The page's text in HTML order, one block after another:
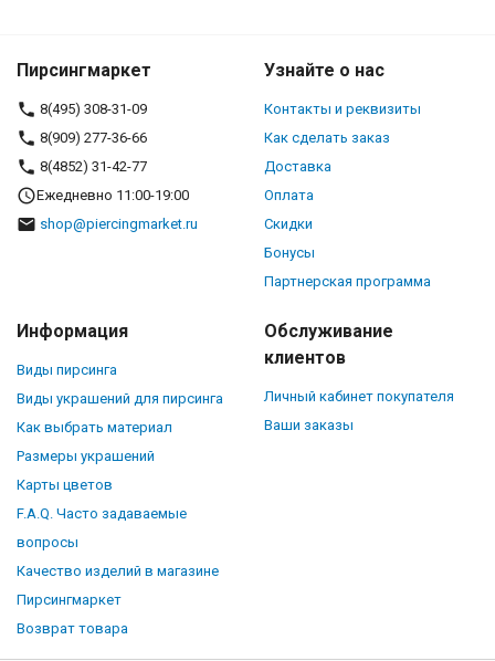
Пирсингмаркет
8(495) 308-31-09
8(909) 277-36-66
8(4852) 31-42-77
Ежедневно 11:00-19:00
shop@piercingmarket.ru
Узнайте о нас
Контакты и реквизиты
Как сделать заказ
Доставка
Оплата
Скидки
Бонусы
Партнерская программа
Информация
Виды пирсинга
Виды украшений для пирсинга
Как выбрать материал
Размеры украшений
Карты цветов
F.A.Q. Часто задаваемые
вопросы
Качество изделий в магазине
Пирсингмаркет
Возврат товара
Обслуживание
клиентов
Личный кабинет покупателя
Ваши заказы